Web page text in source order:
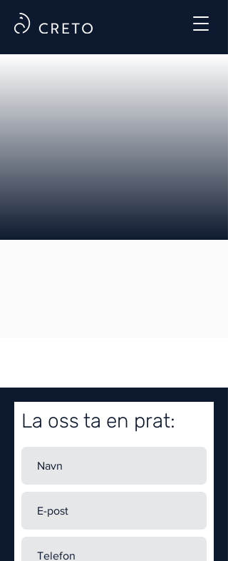
La oss ta en prat: